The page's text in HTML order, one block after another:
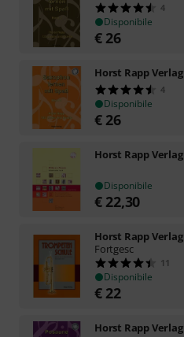
4
Disponibile
€ 26
Horst Rapp Verlag
4
Disponibile
€ 26
Horst Rapp Verlag
Disponibile
€ 22,30
Horst Rapp Verlag
Fortgesc
11
Disponibile
€ 22
Horst Rapp Verlag